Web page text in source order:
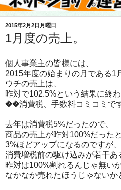
2015年2月2日月曜日
1月度の売上。
個人事業主の皆様には、
2015年度の始まりの月である1
ウチの売上は、
昨対で102.5%という結果に終わ
��消費税、手数料コミコミで
去年は消費税5%だったので、
商品の売上が昨対100%だった
3%ほどアップになるのですが、
消費増税前の駆け込みが若干あ
昨対は100%割れるんじゃ無い
なかなか売れたほうじゃないか